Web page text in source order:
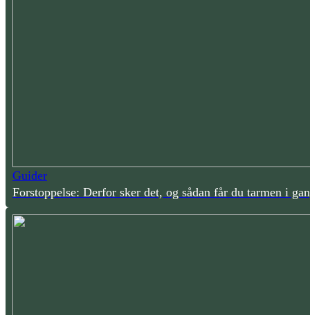
Guider
Forstoppelse: Derfor sker det, og sådan får du tarmen i